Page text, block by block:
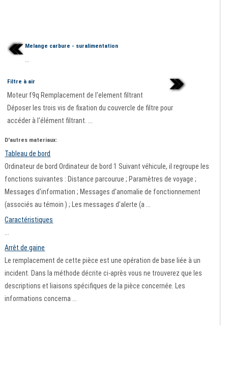
Melange carbure - suralimentation
Filtre à air
Moteur f9q Remplacement de l'element filtrant
Déposer les trois vis de fixation du couvercle de filtre pour
accéder à l'élément filtrant. ...
D'autres materiaux:
Tableau de bord
Ordinateur de bord Ordinateur de bord 1 Suivant véhicule, il regroupe les
fonctions suivantes : Distance parcourue ; Paramètres de voyage ;
Messages d'information ; Messages d'anomalie de fonctionnement
(associés au témoin ) ; Les messages d'alerte (a ...
Caractéristiques
Arrêt de gaine
Le remplacement de cette pièce est une opération de base liée à un
incident. Dans la méthode décrite ci-après vous ne trouverez que les
descriptions et liaisons spécifiques de la pièce concernée. Les
informations concerna ...